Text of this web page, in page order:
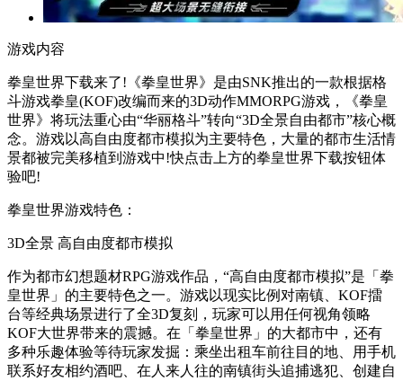
游戏内容
拳皇世界下载来了!《拳皇世界》是由SNK推出的一款根据格
斗游戏拳皇(KOF)改编而来的3D动作MMORPG游戏，《拳皇
世界》将玩法重心由“华丽格斗”转向“3D全景自由都市”核心概
念。游戏以高自由度都市模拟为主要特色，大量的都市生活情
景都被完美移植到游戏中!快点击上方的拳皇世界下载按钮体
验吧!
拳皇世界游戏特色：
3D全景 高自由度都市模拟
作为都市幻想题材RPG游戏作品，“高自由度都市模拟”是「拳
皇世界」的主要特色之一。游戏以现实比例对南镇、KOF擂
台等经典场景进行了全3D复刻，玩家可以用任何视角领略
KOF大世界带来的震撼。在「拳皇世界」的大都市中，还有
多种乐趣体验等待玩家发掘：乘坐出租车前往目的地、用手机
联系好友相约酒吧、在人来人往的南镇街头追捕逃犯、创建自